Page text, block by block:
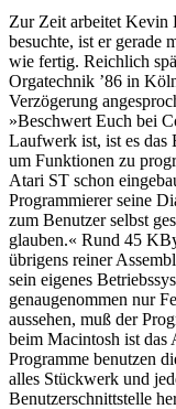
Zur Zeit arbeitet Kevin
besuchte, ist er gerade
wie fertig. Reichlich
Orgatechnik ’86 in
Verzögerung
»Beschwert Euch bei
Laufwerk ist, ist es das
um Funktionen zu
Atari ST schon
Programmierer seine
zum Benutzer selbst
glauben.« Rund 45
übrigens reiner
sein eigenes
genaugenommen nur
aussehen, muß der
beim Macintosh ist das
Programme benutzen
alles Stückwerk und
Benutzerschnittstelle